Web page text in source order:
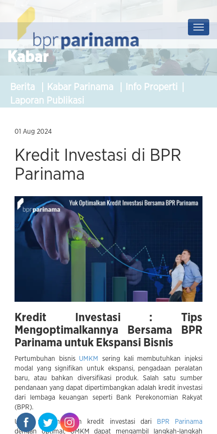
Prof
Kabar
Berita Kabar Parinama
Info Properti
Laporan Publikasi
01 Aug 2024
Kredit Investasi di BPR
Parinama
Kredit Investasi : Tips
Mengoptimalkannya Bersama BPR
Parinama untuk Ekspansi Bisnis
Pertumbuhan bisnis UMKM
sering kali membutuhkan injeksi
modal yang signifikan untuk ekspansi, pengadaan peralatan
baru, atau bahkan diversifikasi produk. Salah satu sumber
pendanaan yang dapat dipertimbangkan adalah kredit investasi
dari lembaga keuangan seperti Bank Perekonomian Rakyat
(BPR).
Untuk memanfaatkan kredit investasi dari
BPR Parinama
dengan optimal, UMKM dapat mengambil langkah-langkah